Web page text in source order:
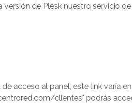
de Plesk nuestro servicio
acceso al panel, este link varía
clientes" podrás